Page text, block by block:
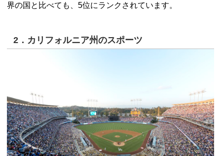
界の国と比べても、5位にランクされています。
2．カリフォルニア州のスポーツ